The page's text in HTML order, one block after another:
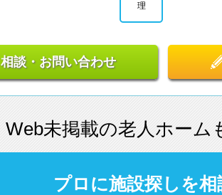
理
相談・お問い合わせ
Web未掲載の老人ホーム
プロに施設探しを